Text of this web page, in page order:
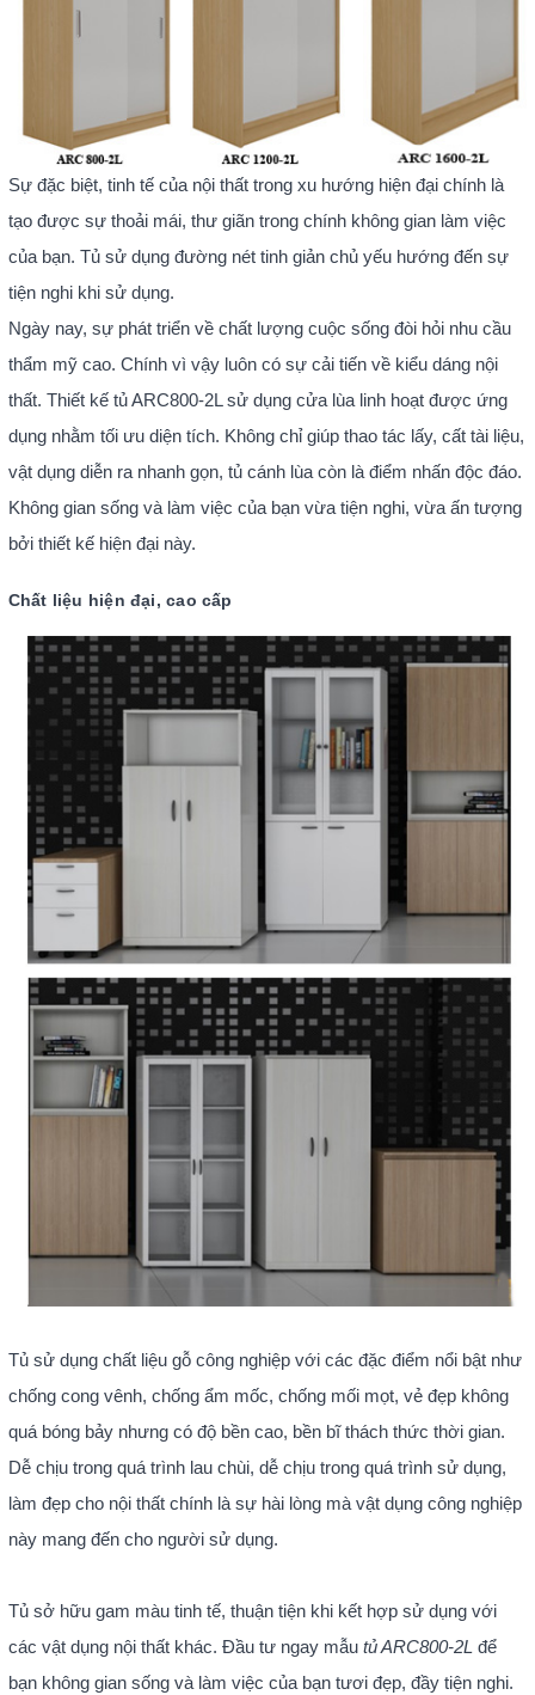
Sự đặc biệt, tinh tế của nội thất trong xu hướng hiện đại chính là
tạo được sự thoải mái, thư giãn trong chính không gian làm việc
của bạn. Tủ sử dụng đường nét tinh giản chủ yếu hướng đến sự
tiện nghi khi sử dụng.
Ngày nay, sự phát triển về chất lượng cuộc sống đòi hỏi nhu cầu
thẩm mỹ cao. Chính vì vậy luôn có sự cải tiến về kiểu dáng nội
thất. Thiết kế tủ ARC800-2L sử dụng cửa lùa linh hoạt được ứng
dụng nhằm tối ưu diện tích. Không chỉ giúp thao tác lấy, cất tài liệu,
vật dụng diễn ra nhanh gọn, tủ cánh lùa còn là điểm nhấn độc đáo.
Không gian sống và làm việc của bạn vừa tiện nghi, vừa ấn tượng
bởi thiết kế hiện đại này.
Chất liệu hiện đại, cao cấp
Tủ sử dụng chất liệu gỗ công nghiệp với các đặc điểm nổi bật như
chống cong vênh, chống ẩm mốc, chống mối mọt, vẻ đẹp không
quá bóng bảy nhưng có độ bền cao, bền bĩ thách thức thời gian.
Dễ chịu trong quá trình lau chùi, dễ chịu trong quá trình sử dụng,
làm đẹp cho nội thất chính là sự hài lòng mà vật dụng công nghiệp
này mang đến cho người sử dụng.
Tủ sở hữu gam màu tinh tế, thuận tiện khi kết hợp sử dụng với
các vật dụng nội thất khác. Đầu tư ngay mẫu tủ ARC800-2L để
bạn không gian sống và làm việc của bạn tươi đẹp, đầy tiện nghi.